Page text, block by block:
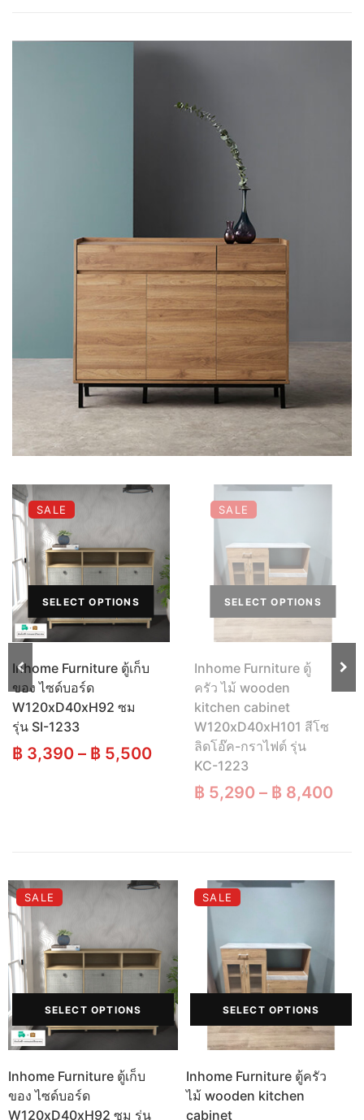
SALE
SELECT OPTIONS
Inhome Furniture ตู้เก็บ
ของ ไซด์บอร์ด
W120xD40xH92 ซม
รุ่น SI-1233
฿ 3,390 – ฿ 5,500
SALE
SELECT OPTIONS
Inhome Furniture ตู้
ครัว ไม้ wooden
kitchen cabinet
W120xD40xH101 สีโซ
ลิดโอ๊ค-กราไฟต์ รุ่น
KC-1223
฿ 5,290 – ฿ 8,400
SALE
SELECT OPTIONS
Inhome Furniture ตู้เก็บ
ของ ไซด์บอร์ด
W120xD40xH92 ซม รุ่น
SALE
SELECT OPTIONS
Inhome Furniture ตู้ครัว
ไม้ wooden kitchen
cabinet